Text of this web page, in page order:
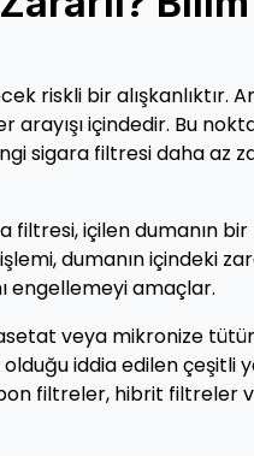
riskli bir alışkanlıktır.
içindedir. Bu
sigara filtresi daha az
içilen dumanın bir
dumanın içindeki
engellemeyi amaçlar.
veya mikronize
olduğu iddia edilen çeşitli
filtreler, hibrit filtreler